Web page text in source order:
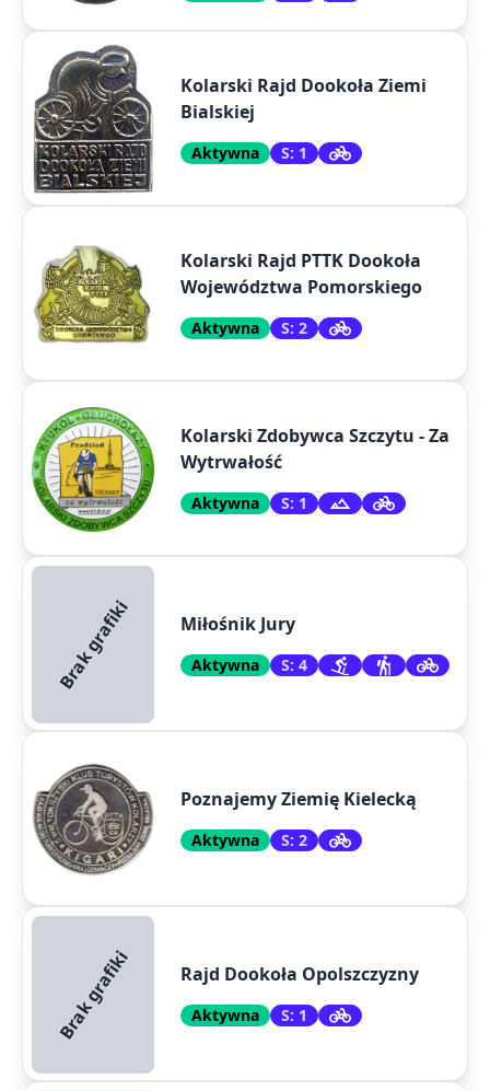
Kolarski Rajd Dookoła Ziemi
Bialskiej
Aktywna S: 1
Kolarski Rajd PTTK Dookoła
Województwa Pomorskiego
Aktywna S: 2
Kolarski Zdobywca Szczytu - Za
Wytrwałość
Aktywna S: 1
Brak grafiki Miłośnik Jury
Aktywna S: 4
Poznajemy Ziemię Kielecką
Aktywna S: 2
Brak grafiki Rajd Dookoła Opolszczyzny
Aktywna S: 1